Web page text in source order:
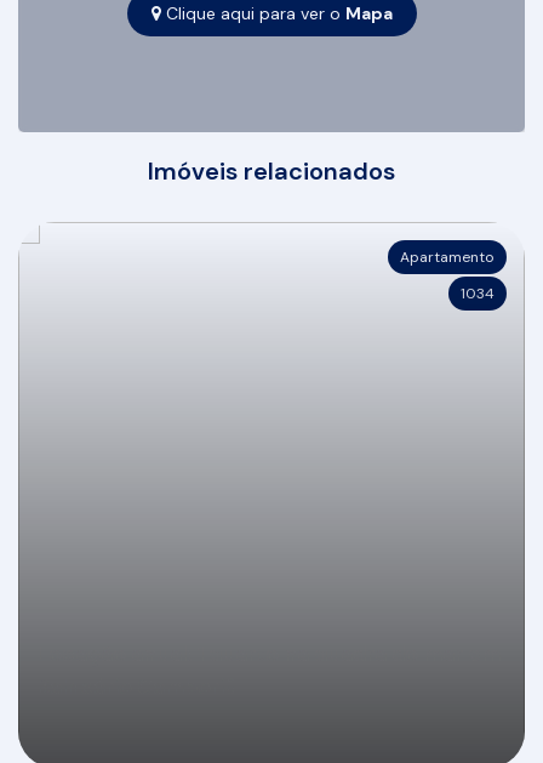
Clique aqui para ver o Mapa
Imóveis relacionados
Apartamento
1034